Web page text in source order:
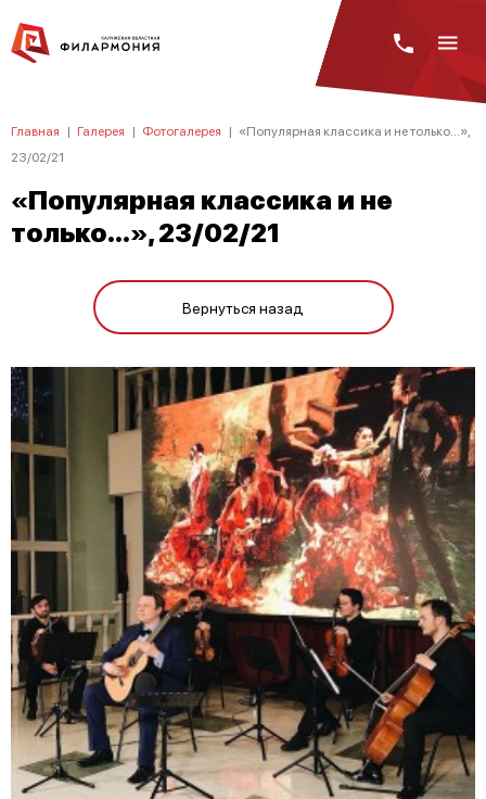
Главная | Галерея | Фотогалерея | «Популярная классика и не только...»,
23/02/21
«Популярная классика и не
только...», 23/02/21
Вернуться назад